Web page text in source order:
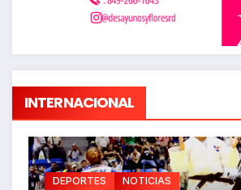
INTERNACIONAL
DEPORTES NOTICIAS